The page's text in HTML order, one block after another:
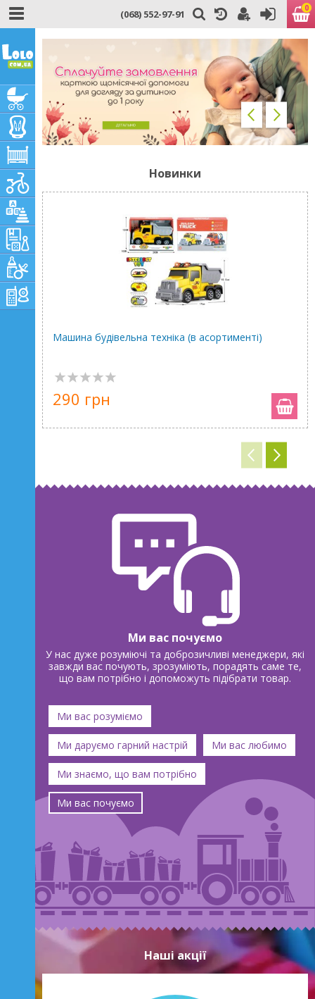
(068) 552-97-91 0
Новинки
Машина будівельна техніка (в асортименті)
290 грн
Ми вас почуємо
У нас дуже розуміючі та доброзичливі менеджери, які
завжди вас почують, зрозуміють, порадять саме те,
що вам потрібно і допоможуть підібрати товар.
Ми вас розуміємо
Ми даруємо гарний настрій Ми вас любимо
Ми знаємо, що вам потрібно
Ми вас почуємо
Наші акції